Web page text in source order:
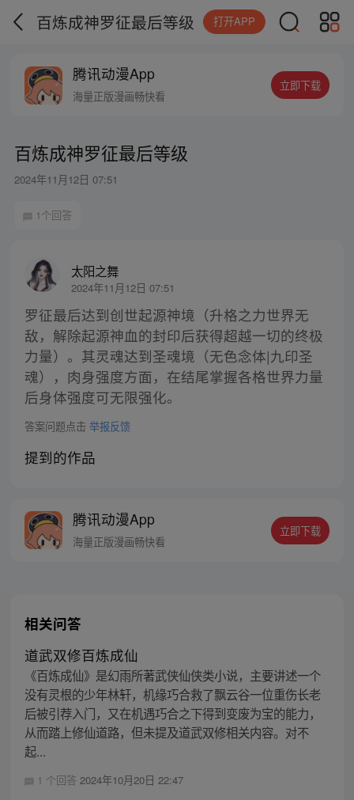
百炼成神罗征最后等级 打开APP
腾讯动漫App
海量正版漫画畅快看
立即下载
百炼成神罗征最后等级
2024年11月12日 07:51
1个回答
太阳之舞
2024年11月12日 07:51
罗征最后达到创世起源神境（升格之力世界无
敌，解除起源神血的封印后获得超越一切的终极
力量）。其灵魂达到圣魂境（无色念体|九印圣
魂），肉身强度方面，在结尾掌握各格世界力量
后身体强度可无限强化。
答案问题点击 举报反馈
提到的作品
腾讯动漫App
海量正版漫画畅快看
立即下载
相关问答
道武双修百炼成仙
《百炼成仙》是幻雨所著武侠仙侠类小说，主要讲述一个
没有灵根的少年林轩，机缘巧合救了飘云谷一位重伤长老
后被引荐入门，又在机遇巧合之下得到变废为宝的能力，
从而踏上修仙道路，但未提及道武双修相关内容。对不
起...
1 个回答 2024年10月20日 22:47